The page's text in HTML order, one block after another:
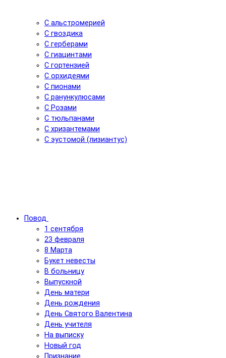
С альстромерией
С гвоздика
С герберами
С гиацинтами
С гортензией
С орхидеями
С пионами
С ранункулюсами
С Розами
С тюльпанами
С хризантемами
С эустомой (лизиантус)
Повод
1 сентября
23 февраля
8 Марта
Букет невесты
В больницу
Выпускной
День матери
День рождения
День Святого Валентина
День учителя
На выписку
Новый год
Признание